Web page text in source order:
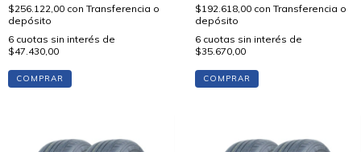
$256.122,00 con Transferencia o
depósito
6 cuotas sin interés de
$47.430,00
COMPRAR
$192.618,00 con Transferencia o
depósito
6 cuotas sin interés de
$35.670,00
COMPRAR